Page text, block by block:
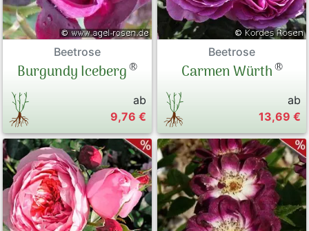
Beetrose
Burgundy Iceberg®
ab
9,76 €
Beetrose
Carmen Würth®
ab
13,69 €